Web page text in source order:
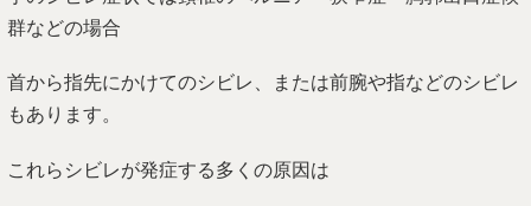
群などの場合
首から指先にかけてのシビレ、または前腕や指などのシビレ
もあります。
これらシビレが発症する多くの原因は